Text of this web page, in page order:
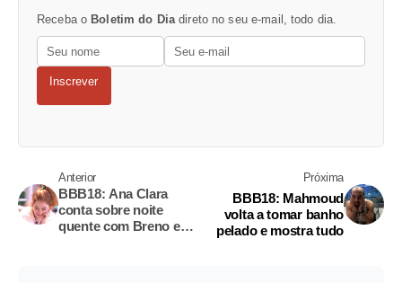
Receba o Boletim do Dia direto no seu e-mail, todo dia.
Inscrever
Anterior
BBB18: Ana Clara
conta sobre noite
quente com Breno e
Próxima
BBB18: Mahmoud
volta a tomar banho
pelado e mostra tudo